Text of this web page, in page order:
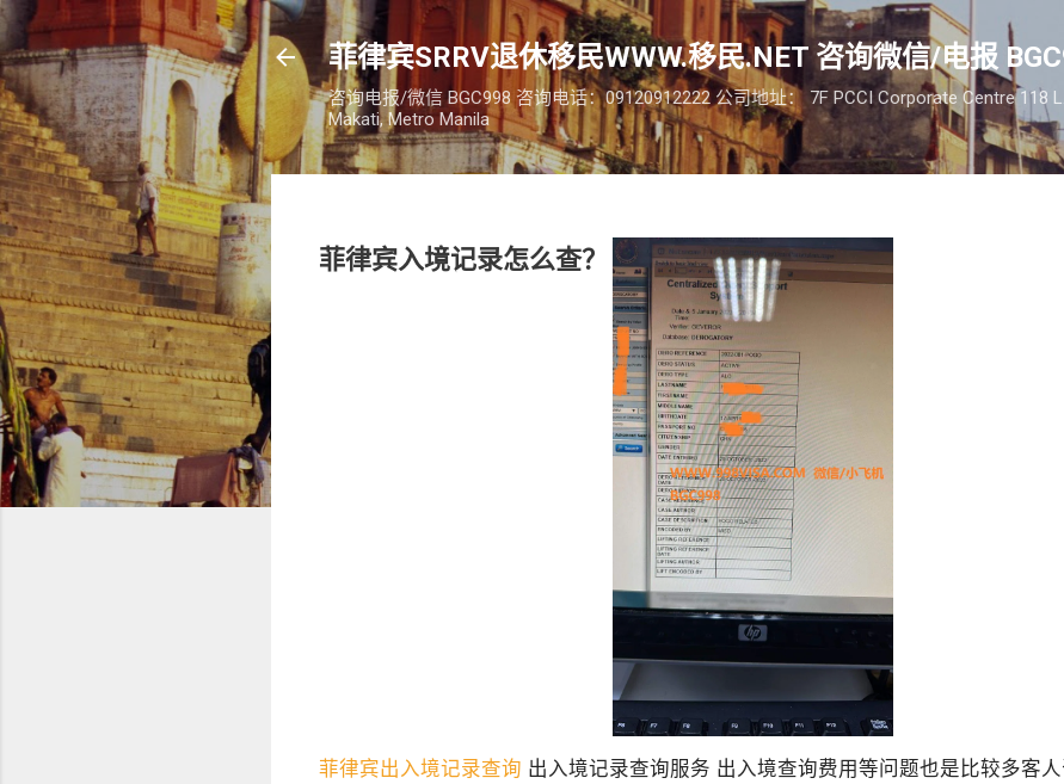
跳至主要内容
菲律宾SRRV退休移民WWW.移民.NET 咨询微信/电报
咨询电报/微信 BGC998 咨询电话：09120912222 公司地址： 7F PCCI Corporate Centre 118
Makati, Metro Manila
菲律宾入境记录怎么查？
菲律宾出入境记录查询 出入境记录查询服务 出入境查询费用等问题也是比较多客